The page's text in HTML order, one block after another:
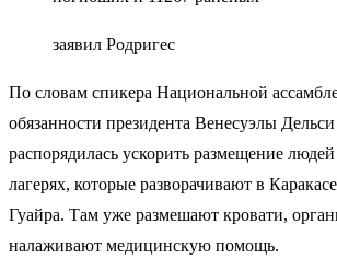
заявил Родригес
По словам спикера Национальной
обязанности президента Венесуэлы
распорядилась ускорить размещение
лагерях, которые разворачивают в
Гуайра. Там уже размешают кровати,
налаживают медицинскую помощь.